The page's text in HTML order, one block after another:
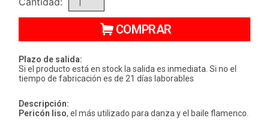
COMPRAR
Plazo de salida:
Si el producto está en stock la salida es inmediata. Si no el
tiempo de fabricación es de 21 días laborables
Descripción:
Pericón liso, el más utilizado para danza y el baile flamenco.